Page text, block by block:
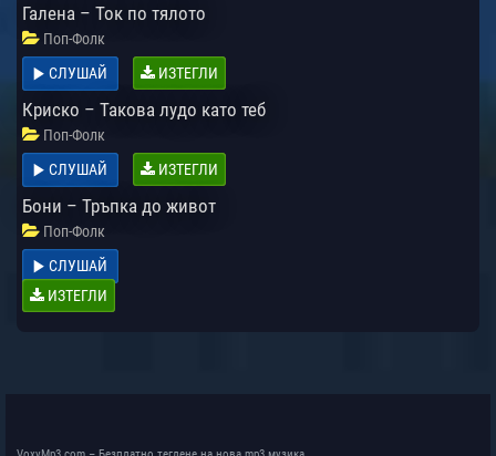
Галена – Ток по тялото
Поп-Фолк
СЛУШАЙ
ИЗТЕГЛИ
Криско – Такова лудо като теб
Поп-Фолк
СЛУШАЙ
ИЗТЕГЛИ
Бони – Тръпка до живот
Поп-Фолк
СЛУШАЙ
ИЗТЕГЛИ